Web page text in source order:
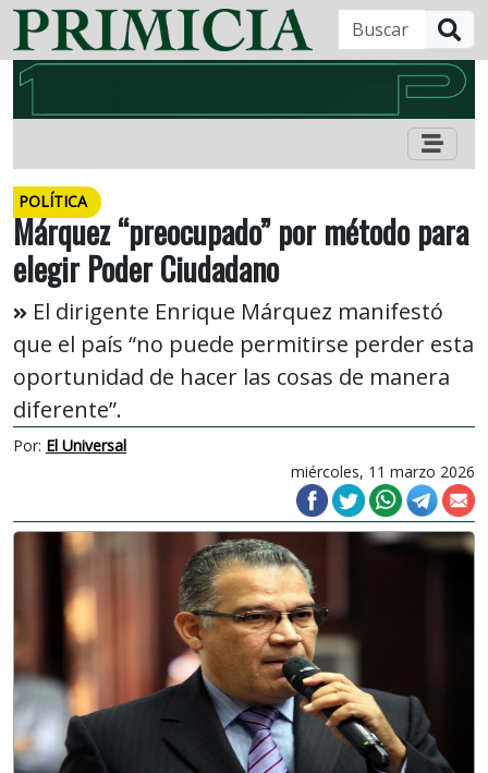
POLÍTICA
Márquez “preocupado” por método para
elegir Poder Ciudadano
El dirigente Enrique Márquez manifestó
que el país “no puede permitirse perder esta
oportunidad de hacer las cosas de manera
diferente”.
Por: El Universal
miércoles, 11 marzo 2026